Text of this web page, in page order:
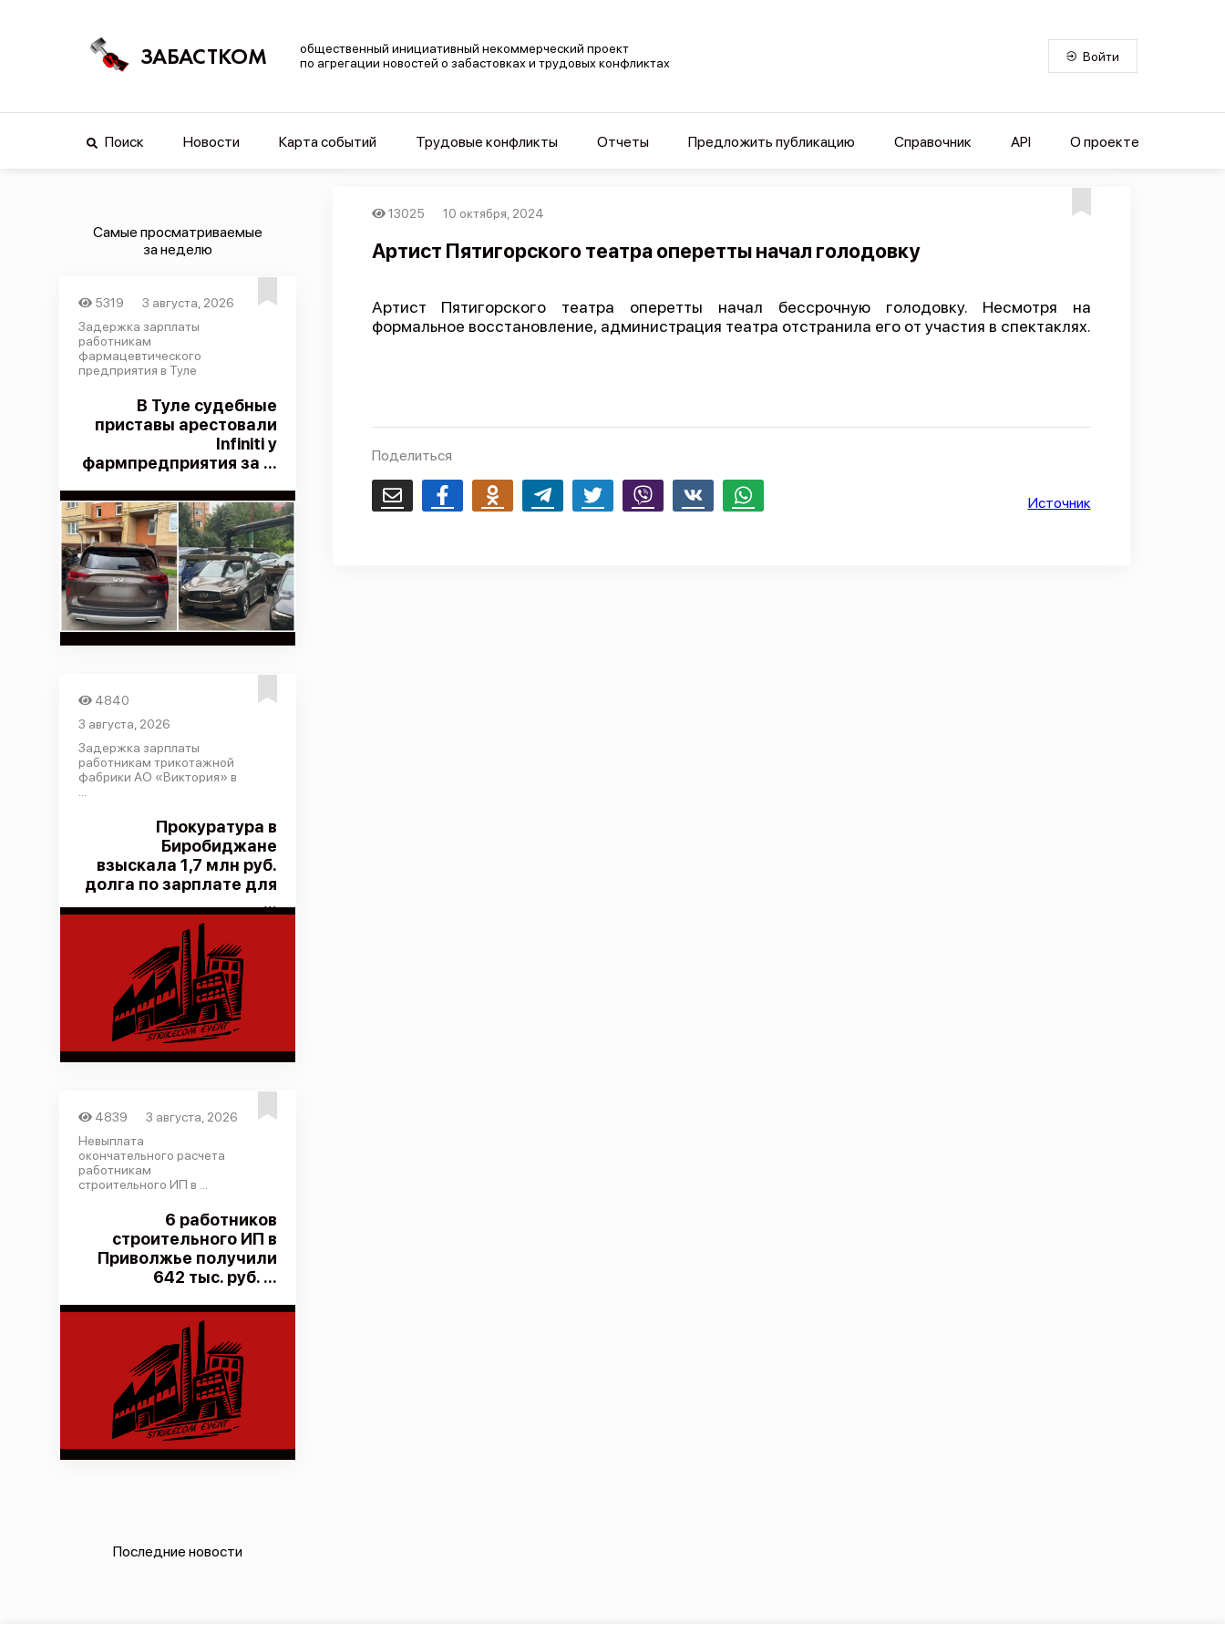
ЗАБАСТКОМ
общественный инициативный некоммерческий проект
по агрегации новостей о забастовках и трудовых конфликтах
Войти
Поиск Новости Карта событий Трудовые конфликты Отчеты Предложить публикацию Справочник API О проекте
Самые просматриваемые
за неделю
5319
3 августа, 2026
Задержка зарплаты
работникам
фармацевтического
предприятия в Туле
В Туле судебные
приставы арестовали
Infiniti у
фармпредприятия за ...
4840
3 августа, 2026
Задержка зарплаты
работникам трикотажной
фабрики АО «Виктория» в
Прокуратура в
Биробиджане
взыскала 1,7 млн руб.
долга по зарплате для
...
4839
3 августа, 2026
Невыплата
окончательного расчета
работникам
строительного ИП в ...
6 работников
строительного ИП в
Приволжье получили
642 тыс. руб. ...
Последние новости
13025 10 октября, 2024
Артист Пятигорского театра оперетты начал голодовку
Артист Пятигорского театра оперетты начал бессрочную голодовку. Несмотря на
формальное восстановление, администрация театра отстранила его от участия в спектаклях.
Поделиться
Email FacebookOdnoklassnikiTelegram Twitter Viber Whatsapp Источник